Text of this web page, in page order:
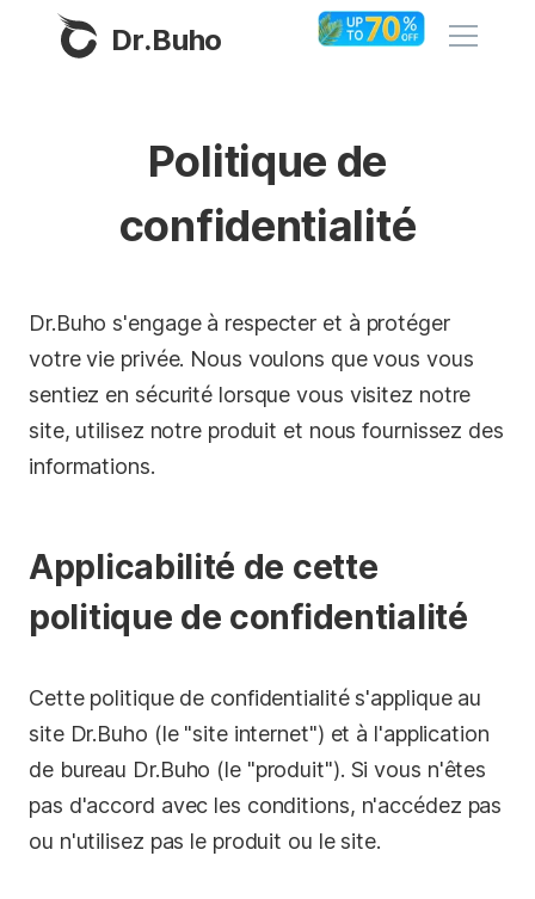
Dr.Buho
BuhoCleaner
BuhoRepair
BuhoNTFS
BuhoBarX
BuhoLaunchpad
Blog
L'entreprise
Confidentialité
Conditions générales
remboursement
Politique de
confidentialité
Dr.Buho s'engage à respecter et à protéger
votre vie privée. Nous voulons que vous vous
sentiez en sécurité lorsque vous visitez notre
site, utilisez notre produit et nous fournissez des
informations.
Applicabilité de cette
politique de confidentialité
Cette politique de confidentialité s'applique au
site Dr.Buho (le "site internet") et à l'application
de bureau Dr.Buho (le "produit"). Si vous n'êtes
pas d'accord avec les conditions, n'accédez pas
ou n'utilisez pas le produit ou le site.